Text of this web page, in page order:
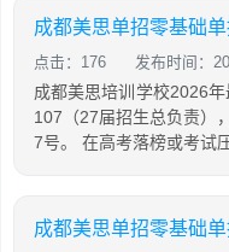
成都美思单招零基础
点击：176 发布时间：
成都美思培训学校2026
107（27届招生总负责）
7号。 在高考落榜或考试
成都美思单招零基础